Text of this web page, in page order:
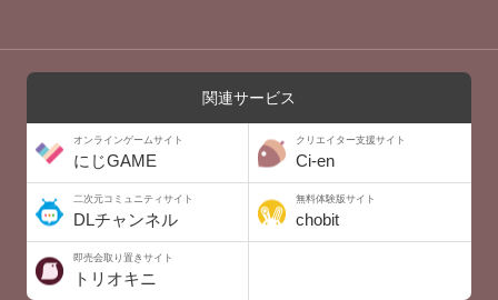
関連サービス
オンラインゲームサイト
にじGAME
クリエイター支援サイト
Ci-en
二次元コミュニティサイト
DLチャンネル
無料体験版サイト
chobit
即売会取り置きサイト
トリオキニ